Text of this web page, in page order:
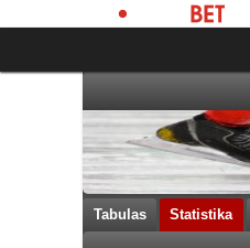
Tabulas Statistika